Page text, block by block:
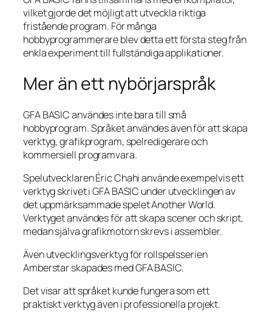
vilket gjorde det möjligt att utveckla riktiga
fristående program. För många
hobbyprogrammerare blev detta ett första steg från
enkla experiment till fullständiga applikationer.
Mer än ett nybörjarspråk
GFA BASIC användes inte bara till små
hobbyprogram. Språket användes även för att skapa
verktyg, grafikprogram, spelredigerare och
kommersiell programvara.
Spelutvecklaren Éric Chahi använde exempelvis ett
verktyg skrivet i GFA BASIC under utvecklingen av
det uppmärksammade speletAnother World.
Verktyget användes för att skapa scener och skript,
medan själva grafikmotorn skrevs i assembler.
Även utvecklingsverktyg för rollspelsserien
Amberstarskapades med GFA BASIC.
Det visar att språket kunde fungera som ett
praktiskt verktyg även i professionella projekt.